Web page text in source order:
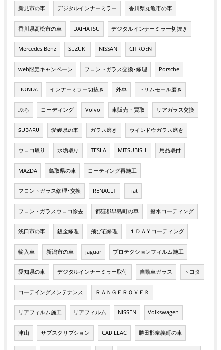
新見市の車 デジタルインナーミラー 香川県丸亀市の車
香川県高松市の車 DAIHATSU デジタルインナーミラー切抜き
Mercedes Benz SUZUKI NISSAN CITROEN
web限定キャンペーン フロントガラス交換･修理 Porsche
HONDA インナーミラー切抜き 外車 トリムモール磨き
ぷろ コーディング Volvo 車販売・買取 リアガラス交換
SUBARU 愛媛県の車 ガラス磨き ウインドウガラス磨き
ウロコ取り 水垢取り TESLA MITSUBISHI 用品取付
MAZDA 鳥取県の車 コーティング再施工
フロントガラス修理･交換 RENAULT Fiat
フロントガラスウロコ除去 都窪郡早島町の車 撥水コーティング
浅口市の車 鈑金修理 飛び石修理 １ＤＡＹコーティング
輸入車 新潟市の車 jaguar プロテクションフィルム施工
愛知県の車 デジタルインナーミラー取付 自動車ガラス トヨタ
コーテイングメンテナンス ＲＡＮＧＥＲＯＶＥＲ
リアフィルム施工 リアフィルム NISSEN Volkswagen
津山 サブスクリプション CADILLAC 勝田郡奈義町の車